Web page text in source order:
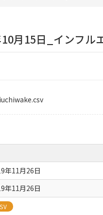
月15日_インフル
年11月26日
年11月26日